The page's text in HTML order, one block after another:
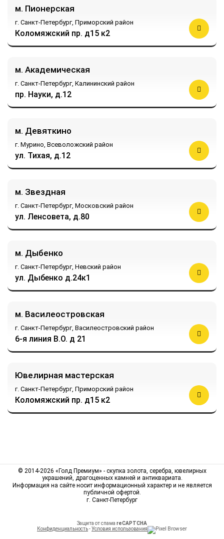
м. Пионерская
г. Санкт-Петербург, Приморский район
Коломяжский пр. д15 к2
м. Академическая
г. Санкт-Петербург, Калининский район
пр. Науки, д.12
м. Девяткино
г. Мурино, Всеволожский район
ул. Тихая, д.12
м. Звездная
г. Санкт-Петербург, Московский район
ул. Ленсовета, д.80
м. Дыбенко
г. Санкт-Петербург, Невский район
ул. Дыбенко д.24к1
м. Василеостровская
г. Санкт-Петербург, Василеостровский район
6-я линия В.О. д 21
Ювелирная мастерская
г. Санкт-Петербург, Приморский район
Коломяжский пр. д15 к2
© 2014-2026 «Голд Премиум» - скупка золота, серебра, ювелирных
украшений, драгоценных камней и антиквариата.
Информация на сайте носит информационный характер и не является
публичной офертой.
г. Санкт-Петербург
Защита от спама reCAPTCHA
Конфиденциальность-Условия использования